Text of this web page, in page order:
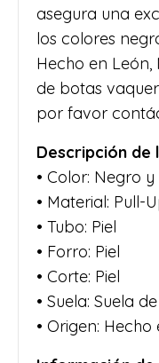
asegura una
los colores
Hecho en
de botas
por favor
Descripción de
• Color: Negro
• Material: Pull-
• Tubo: Piel
• Forro: Piel
• Corte: Piel
• Suela: Suela
• Origen: